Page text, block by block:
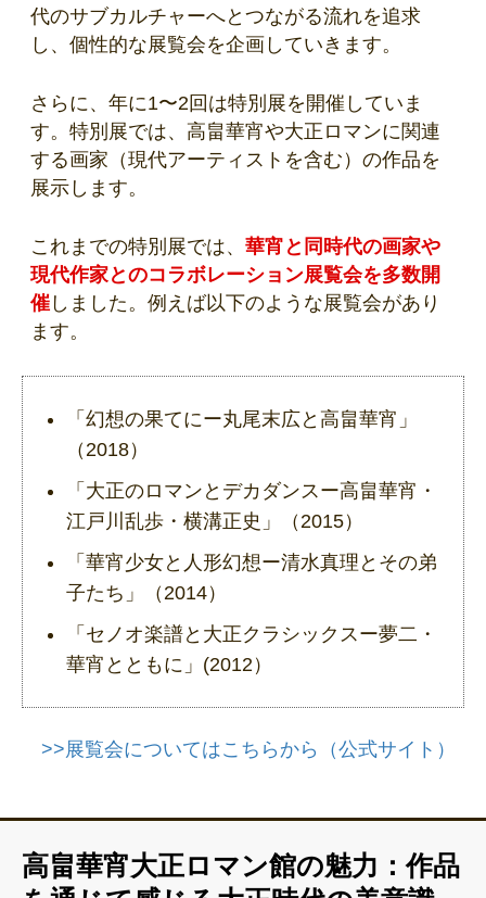
代のサブカルチャーへとつながる流れを追求
し、個性的な展覧会を企画していきます。
さらに、年に1〜2回は特別展を開催していま
す。特別展では、高畠華宵や大正ロマンに関連
する画家（現代アーティストを含む）の作品を
展示します。
これまでの特別展では、 華宵と同時代の画家や
現代作家とのコラボレーション展覧会を多数開
催 しました。例えば以下のような展覧会があり
ます。
「幻想の果てにー丸尾末広と高畠華宵」
（2018）
「大正のロマンとデカダンスー高畠華宵・
江戸川乱歩・横溝正史」（2015）
「華宵少女と人形幻想ー清水真理とその弟
子たち」（2014）
「セノオ楽譜と大正クラシックスー夢二・
華宵とともに」(2012）
>>展覧会についてはこちらから（公式サイト）
高畠華宵大正ロマン館の魅力：作品